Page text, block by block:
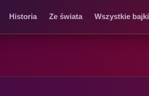
Historia Ze świata Wszystkie bajki